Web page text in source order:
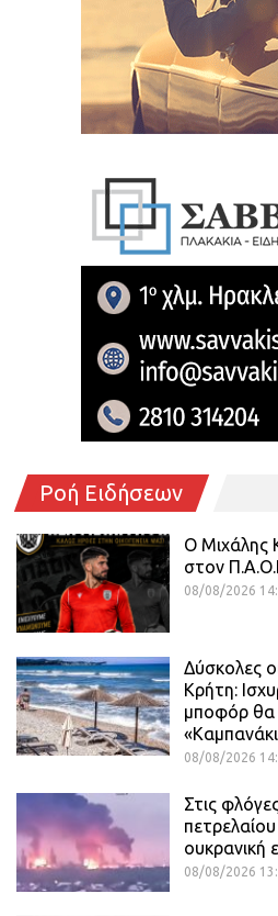
Ροή Ειδήσεων
O
στον
08/08/2026
Δύσκολες
Κρήτη:
μποφόρ θα
08/08/2026
Στις
ουκρανική
08/08/2026